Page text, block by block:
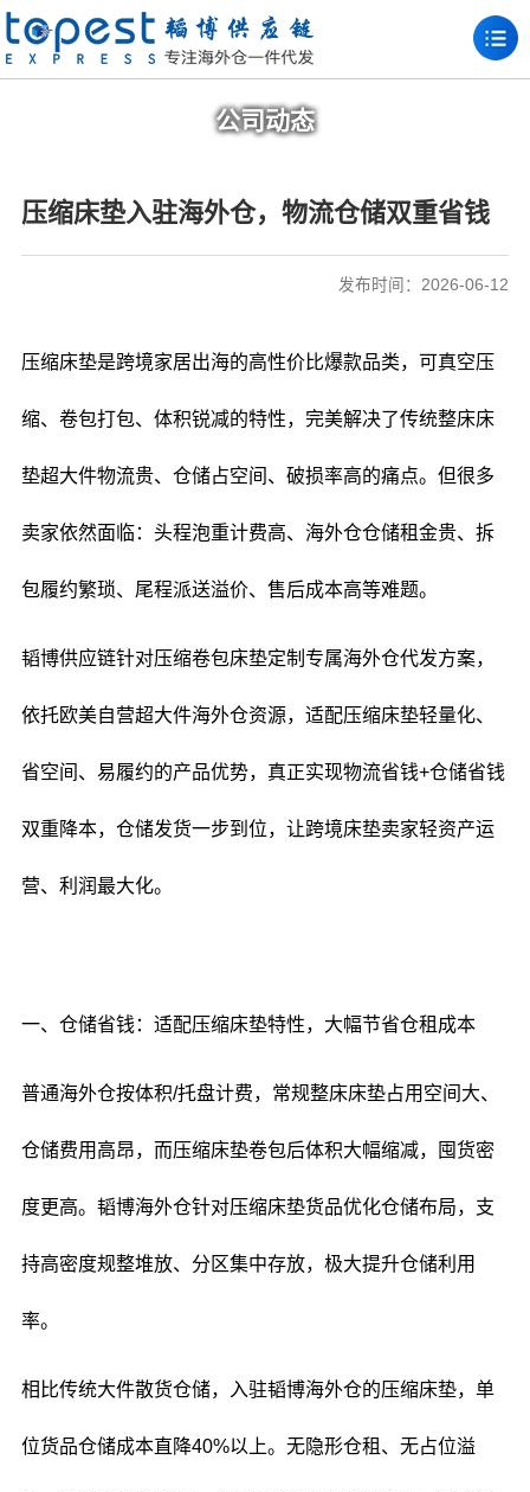
公司动态
压缩床垫入驻海外仓，物流仓储双重省钱
发布时间：2026-06-12
压缩床垫是跨境家居出海的高性价比爆款品类，可真空压
缩、卷包打包、体积锐减的特性，完美解决了传统整床床
垫超大件物流贵、仓储占空间、破损率高的痛点。但很多
卖家依然面临：头程泡重计费高、海外仓仓储租金贵、拆
包履约繁琐、尾程派送溢价、售后成本高等难题。
韬博供应链针对压缩卷包床垫定制专属海外仓代发方案，
依托欧美自营超大件海外仓资源，适配压缩床垫轻量化、
省空间、易履约的产品优势，真正实现物流省钱+仓储省钱
双重降本，仓储发货一步到位，让跨境床垫卖家轻资产运
营、利润最大化。
一、仓储省钱：适配压缩床垫特性，大幅节省仓租成本
普通海外仓按体积/托盘计费，常规整床床垫占用空间大、
仓储费用高昂，而压缩床垫卷包后体积大幅缩减，囤货密
度更高。韬博海外仓针对压缩床垫货品优化仓储布局，支
持高密度规整堆放、分区集中存放，极大提升仓储利用
率。
相比传统大件散货仓储，入驻韬博海外仓的压缩床垫，单
位货品仓储成本直降40%以上。无隐形仓租、无占位溢